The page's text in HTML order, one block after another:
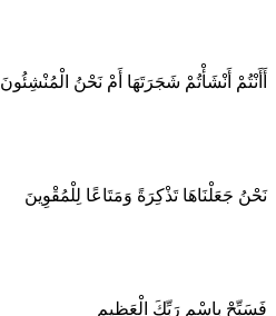
أَأَنْتُمْ أَنْشَأْتُمْ شَجَرَتَهَا أَمْ نَحْنُ الْمُنْشِئُونَ
نَحْنُ جَعَلْنَاهَا تَذْكِرَةً وَمَتَاعًا لِلْمُقْوِينَ
فَسَبِّحْ بِاسْمِ رَبِّكَ الْعَظِيمِ